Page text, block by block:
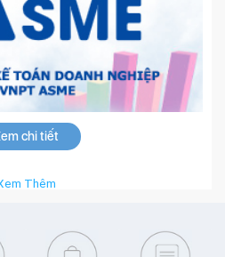
chi tiết
Thêm